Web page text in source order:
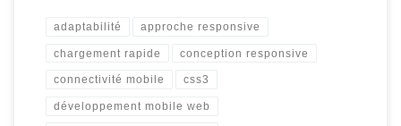
adaptabilité approche responsive
chargement rapide conception responsive
connectivité mobile css3
développement mobile web